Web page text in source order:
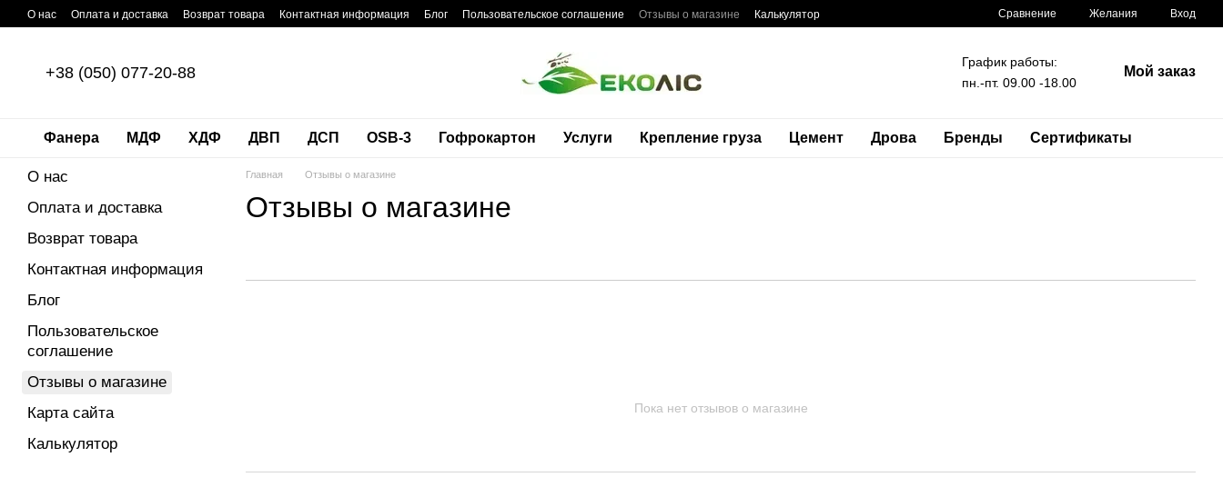
Перейти к основному контенту
О нас Оплата и доставка Возврат товара Контактная информация Блог Пользовательское соглашение Отзывы о магазине Калькулятор Сравнение Желания Вход
+38 (050) 077-20-88
График работы:
пн.-пт. 09.00 -18.00
Мой заказ
Фанера МДФ ХДФ ДВП ДСП OSB-3 Гофрокартон Услуги Крепление груза Цемент Дрова Бренды Сертификаты
Главная Отзывы о магазине
Отзывы о магазине
Пока нет отзывов о магазине
О нас
Оплата и доставка
Возврат товара
Контактная информация
Блог
Пользовательское
соглашение
Отзывы о магазине
Карта сайта
Калькулятор